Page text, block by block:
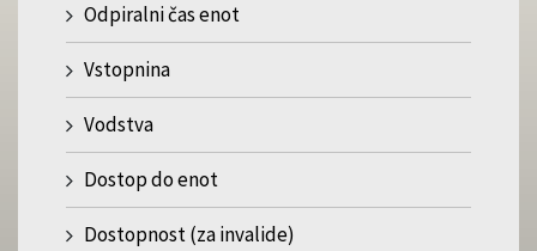
Odpiralni čas enot
Vstopnina
Vodstva
Dostop do enot
Dostopnost (za invalide)